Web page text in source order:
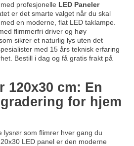
profesjonelle LED Paneler
er det smarte valget når du skal
en moderne, flat LED taklampe.
flimmerfri driver og høy
sikrer et naturlig lys uten det
med 15 års teknisk erfaring
Bestill i dag og få gratis frakt på
120x30 cm: En
for hjem
lysrør som flimrer hver gang du
LED panel er den moderne